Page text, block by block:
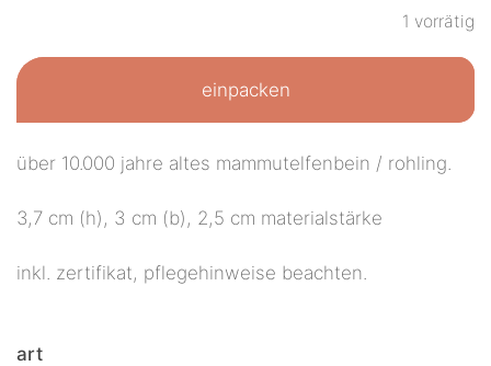
1 vorrätig
einpacken
über 10.000 jahre altes mammutelfenbein / rohling.
3,7 cm (h), 3 cm (b), 2,5 cm materialstärke
inkl. zertifikat, pflegehinweise beachten.
art